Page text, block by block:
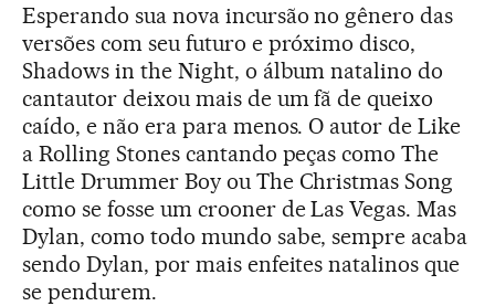
Esperando sua nova incursão no gênero das
versões com seu futuro e próximo disco,
Shadows in the Night, o álbum natalino do
cantautor deixou mais de um fã de queixo
caído, e não era para menos. O autor de Like
a Rolling Stones cantando peças como The
Little Drummer Boy ou The Christmas Song
como se fosse um crooner de Las Vegas. Mas
Dylan, como todo mundo sabe, sempre acaba
sendo Dylan, por mais enfeites natalinos que
se pendurem.